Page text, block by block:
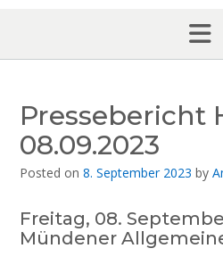
Pressebericht
08.09.2023
Posted on 8. September 2023 by
Freitag, 08.
Mündener